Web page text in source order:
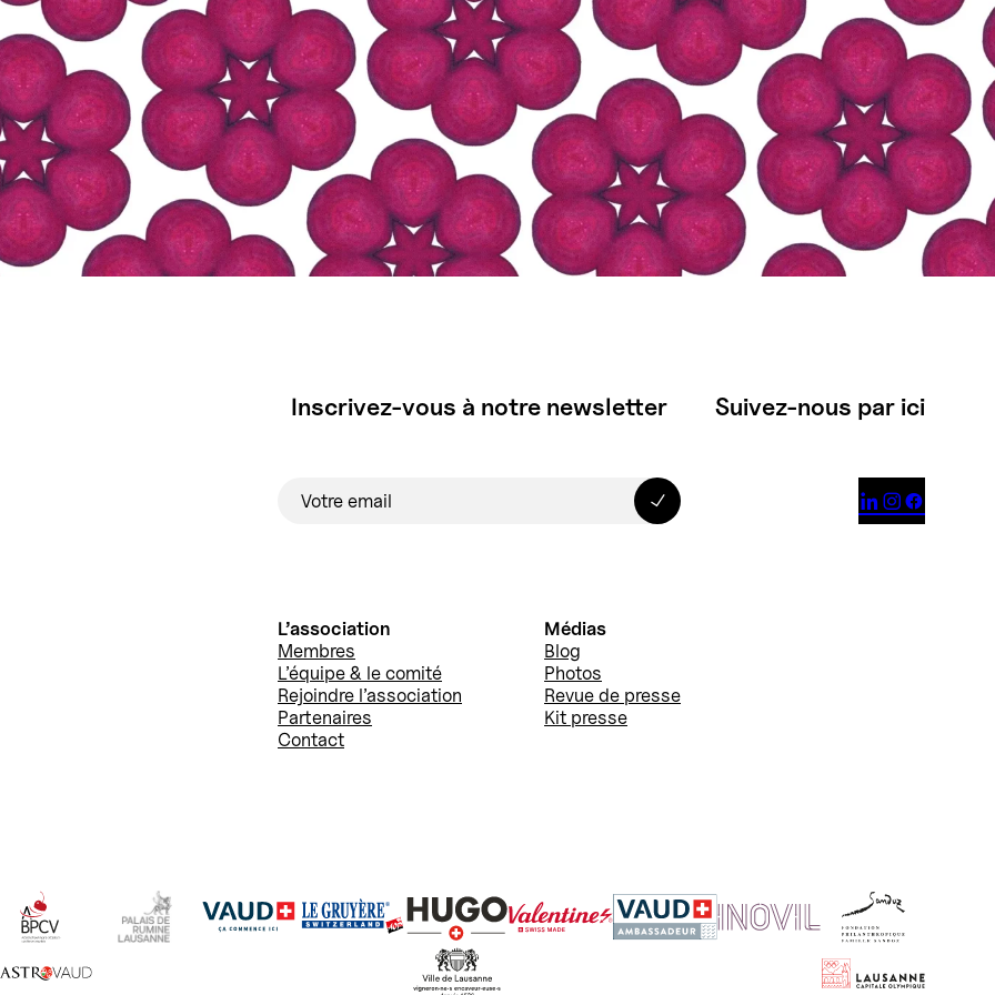
Inscrivez-vous à notre newsletter
L’association
Membres
L’équipe & le comité
Rejoindre l’association
Partenaires
Contact
Médias
Blog
Photos
Revue de presse
Kit presse
Suivez-nous par ici
  